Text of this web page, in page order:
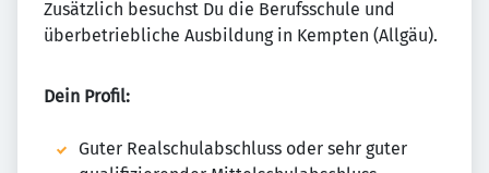
Zusätzlich besuchst Du die Berufsschule und
überbetriebliche Ausbildung in Kempten (Allgäu).
Dein Profil:
Guter Realschulabschluss oder sehr guter